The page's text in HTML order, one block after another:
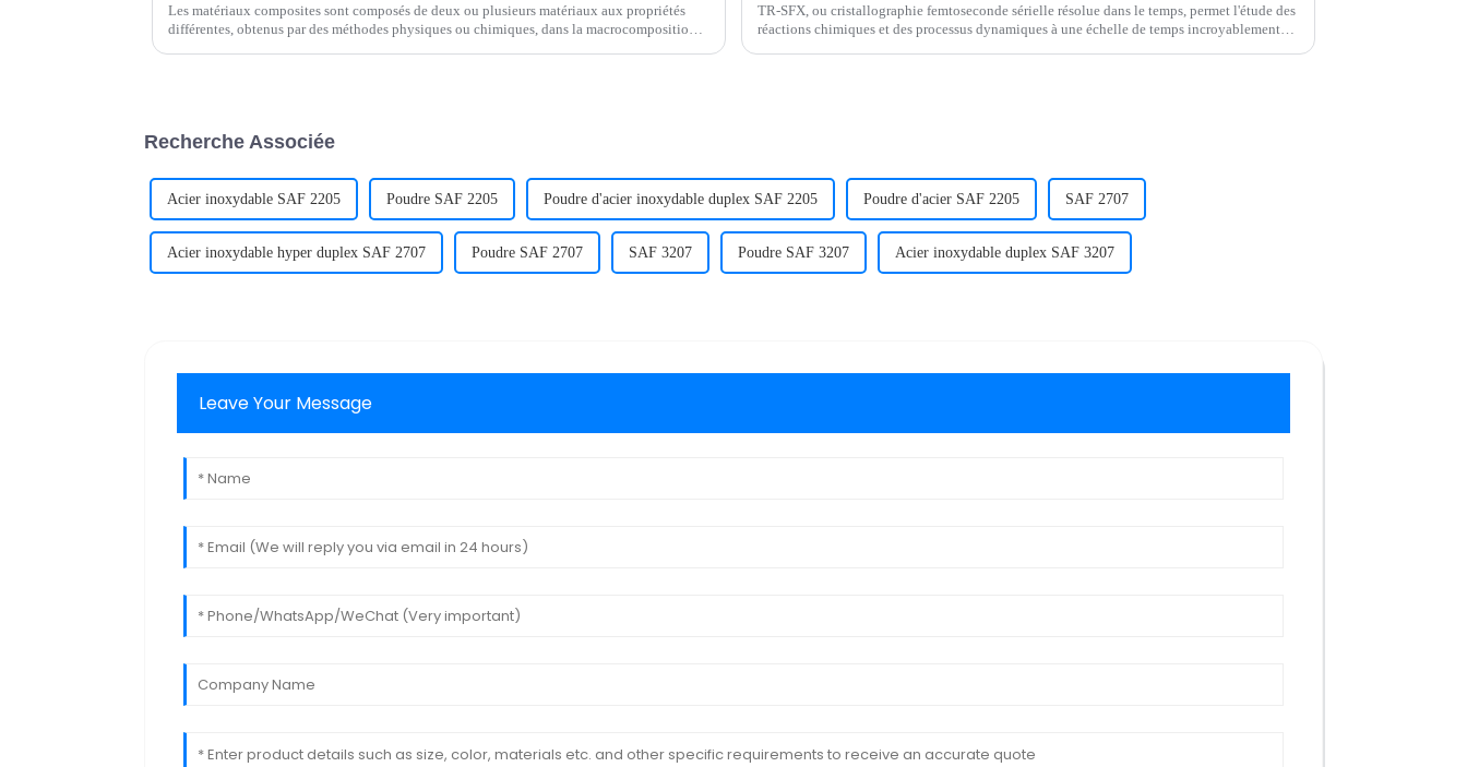
Les matériaux composites sont composés de deux ou plusieurs matériaux aux propriétés
différentes, obtenus par des méthodes physiques ou chimiques, dans la macrocomposition
TR-SFX, ou cristallographie femtoseconde sérielle résolue dans le temps, permet l'étude des
réactions chimiques et des processus dynamiques à une échelle de temps incroyablement
Recherche Associée
Acier inoxydable SAF 2205 Poudre SAF 2205 Poudre d'acier inoxydable duplex SAF 2205 Poudre d'acier SAF 2205 SAF 2707
Acier inoxydable hyper duplex SAF 2707 Poudre SAF 2707 SAF 3207 Poudre SAF 3207 Acier inoxydable duplex SAF 3207
Leave Your Message